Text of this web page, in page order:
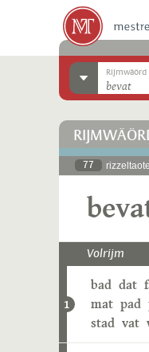
Rijmwäörd
77
Volrijm
1
bad dat
mat pad
stad vat